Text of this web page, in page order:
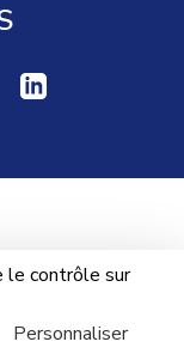
fenêtre)
twitter (Nouvelle
page youtube-play
voir notre page
le contrôle sur
Personnaliser